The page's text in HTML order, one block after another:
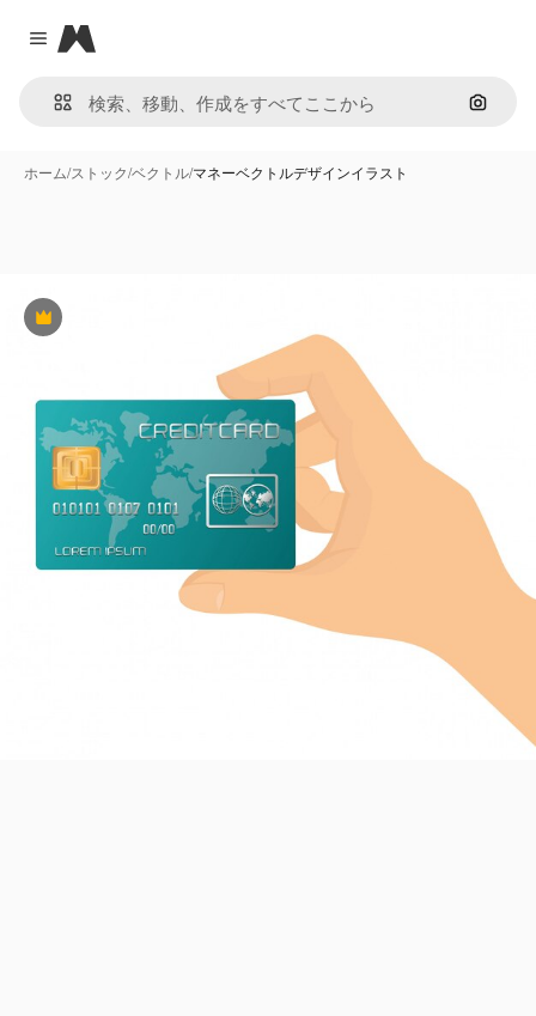
Close menu
Magnific
画像で
ホーム/ストック/ベクトル/マネーベクトルデザインイラスト
Premium